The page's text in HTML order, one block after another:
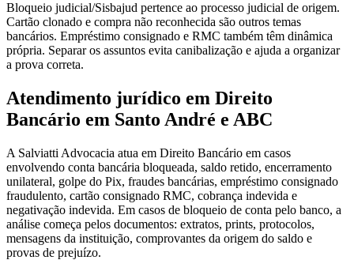
Bloqueio judicial/Sisbajud pertence ao processo judicial de origem.
Cartão clonado e compra não reconhecida são outros temas
bancários. Empréstimo consignado e RMC também têm dinâmica
própria. Separar os assuntos evita canibalização e ajuda a organizar
a prova correta.
Atendimento jurídico em Direito
Bancário em Santo André e ABC
A Salviatti Advocacia atua em Direito Bancário em casos
envolvendo conta bancária bloqueada, saldo retido, encerramento
unilateral, golpe do Pix, fraudes bancárias, empréstimo consignado
fraudulento, cartão consignado RMC, cobrança indevida e
negativação indevida. Em casos de bloqueio de conta pelo banco, a
análise começa pelos documentos: extratos, prints, protocolos,
mensagens da instituição, comprovantes da origem do saldo e
provas de prejuízo.